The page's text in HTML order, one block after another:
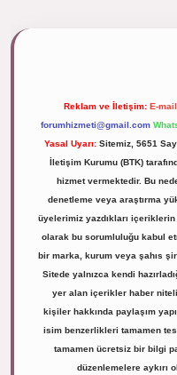
Reklam ve İletişim: E-
forumhizmeti@gmail.com
Yasal Uyarı: Sitemiz, 5651
İletişim Kurumu (BTK)
hizmet vermektedir. Bu
denetleme veya araştırma
üyelerimiz yazdıkları
olarak bu sorumluluğu kabul
bir marka, kurum veya şahıs
Sitede yalnızca kendi
yer alan içerikler haber
kişiler hakkında paylaşım
isim benzerlikleri tamamen
tamamen ücretsiz bir bilgi
düzenlemelere aykırı